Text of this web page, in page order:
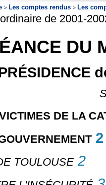
> Les comptes rendus > Les
de 2001-
DU
DE LA
2
TOULOUSE 2